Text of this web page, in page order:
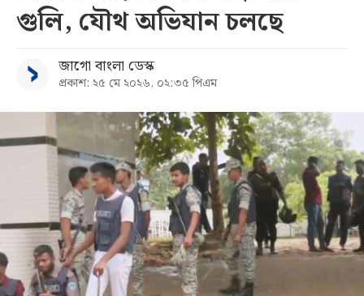
সব
বিভাগ
আর্কাইভ
কনভার্টার
গুলি, যৌথ অভিযান চলছে
জাগো বাংলা ডেস্ক
প্রকাশ: ২৫ মে ২০২৬, ০২:৩৫ পিএম